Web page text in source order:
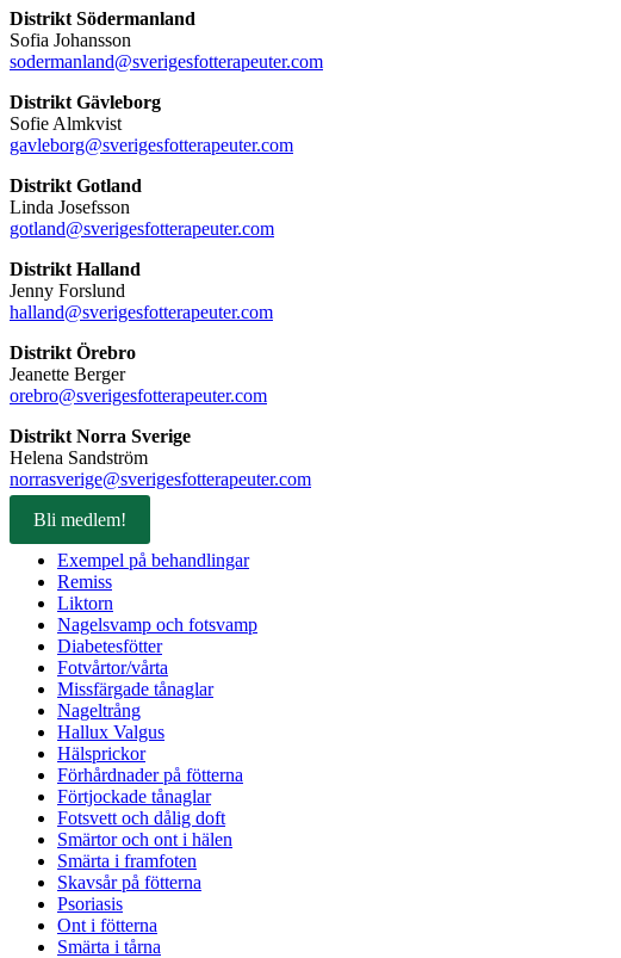
Distrikt Södermanland
Sofia Johansson
sodermanland@sverigesfotterapeuter.com
Distrikt Gävleborg
Sofie Almkvist
gavleborg@sverigesfotterapeuter.com
Distrikt Gotland
Linda Josefsson
gotland@sverigesfotterapeuter.com
Distrikt Halland
Jenny Forslund
halland@sverigesfotterapeuter.com
Distrikt Örebro
Jeanette Berger
orebro@sverigesfotterapeuter.com
Distrikt Norra Sverige
Helena Sandström
norrasverige@sverigesfotterapeuter.com
Bli medlem!
Exempel på behandlingar
Remiss
Liktorn
Nagelsvamp och fotsvamp
Diabetesfötter
Fotvårtor/vårta
Missfärgade tånaglar
Nageltrång
Hallux Valgus
Hälsprickor
Förhårdnader på fötterna
Förtjockade tånaglar
Fotsvett och dålig doft
Smärtor och ont i hälen
Smärta i framfoten
Skavsår på fötterna
Psoriasis
Ont i fötterna
Smärta i tårna